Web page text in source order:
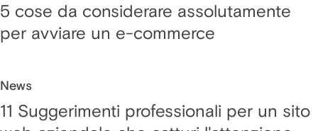
5 cose da considerare assolutamente
per avviare un e-commerce
News
11 Suggerimenti professionali per un sito